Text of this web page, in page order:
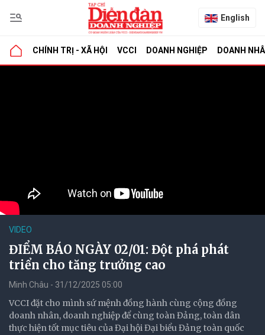
English
CHÍNH TRỊ - XÃ HỘI VCCI DOANH NGHIỆP DOANH
VIDEO
ĐIỂM BÁO NGÀY 02/01: Đột phá phát
triển cho tăng trưởng cao
Minh Châu - 31/12/2025 05:00
VCCI đặt cho mình sứ mệnh đồng hành cùng cộng đồng
doanh nhân, doanh nghiệp để cùng toàn Đảng, toàn dân
thực hiện tốt mục tiêu của Đại hội Đại biểu Đảng toàn quốc